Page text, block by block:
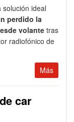
ideal
perdido la
volantetras
radiofónico de
Más
car